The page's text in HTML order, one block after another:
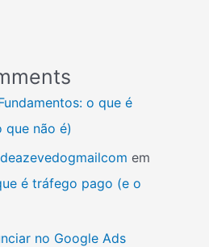
o que é
não é)
em
é tráfego pago (e o
no Google Ads